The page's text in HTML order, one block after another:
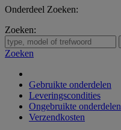
Onderdeel Zoeken:
Zoeken:
Zoeken
Gebruikte onderdelen
Leveringscondities
Ongebruikte onderdelen
Verzendkosten